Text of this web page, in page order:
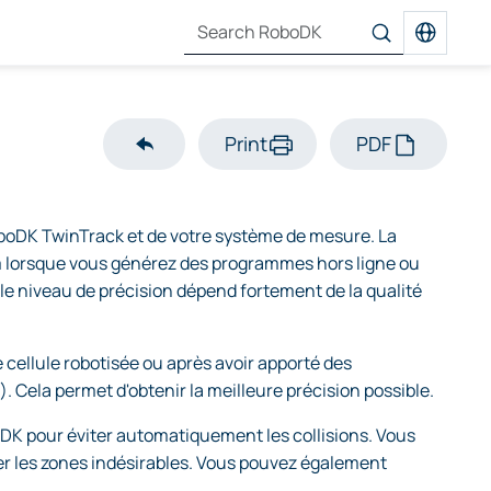
Print PDF
TwinTrack et de votre système de mesure. La
vous générez des programmes hors ligne ou
niveau de précision dépend fortement de la qualité
robotisée ou après avoir apporté des
permet d'obtenir la meilleure précision possible.
pour éviter automatiquement les collisions. Vous
les zones indésirables. Vous pouvez également